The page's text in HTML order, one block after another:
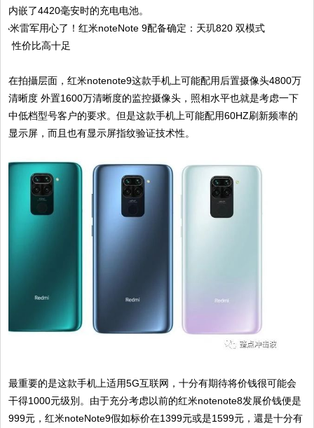
内嵌了4420毫安时的充电电池。
在拍攝层面，红米notenote9这款手机上可能配用后置摄像头4800万
清晰度 外置1600万清晰度的监控摄像头，照相水平也就是考虑一下
中低档型号客户的要求。但是这款手机上可能配用60HZ刷新频率的
显示屏，而且也有显示屏指纹验证技术性。
最重要的是这款手机上适用5G互联网，十分有期待将价钱很可能会
干得1000元级別。由于充分考虑以前的红米notenote8发展价钱便是
999元，红米noteNote9假如标价在1399元或是1599元，還是十分有